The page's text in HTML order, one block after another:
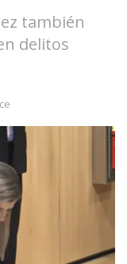
también
delitos